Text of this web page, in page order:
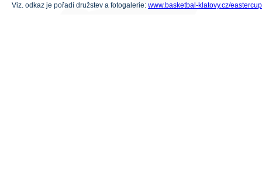
Viz. odkaz je pořadí družstev a fotogalerie: www.basketbal-klatovy.cz/